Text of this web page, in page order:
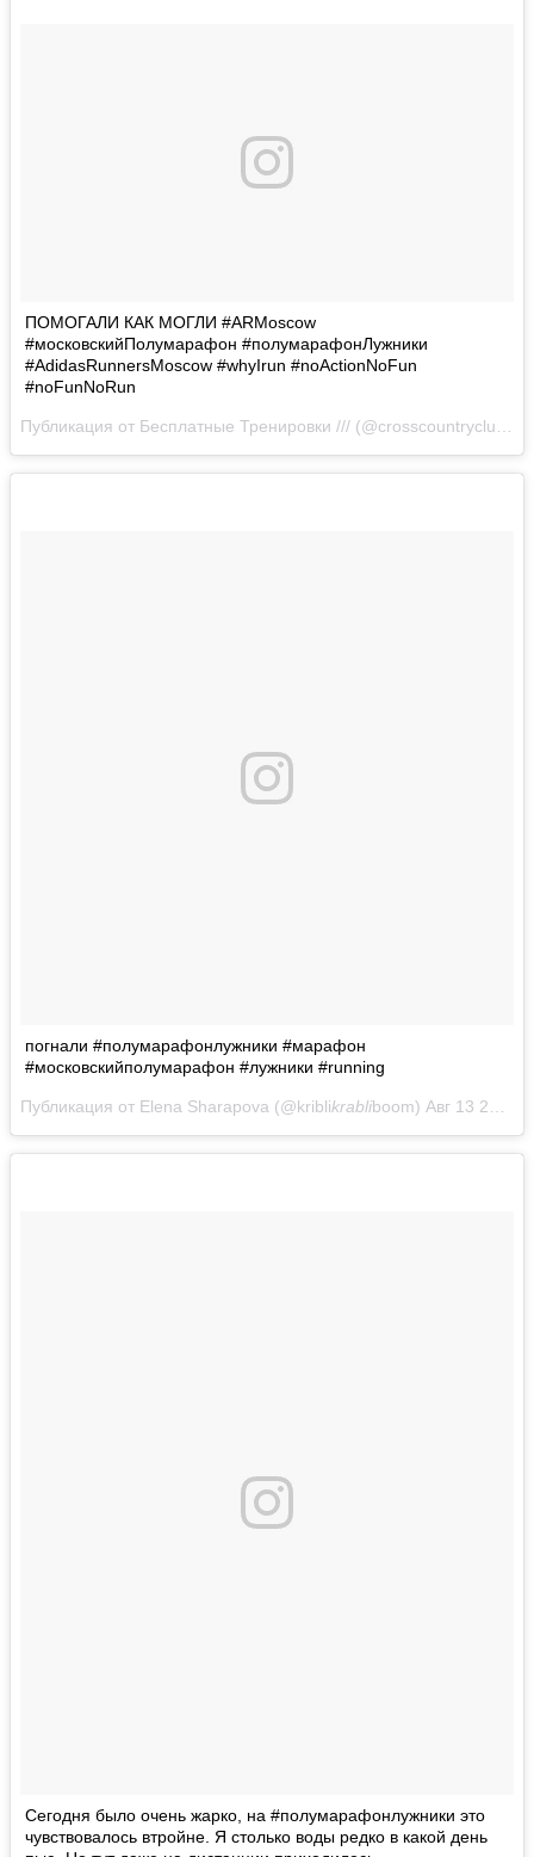
ПОМОГАЛИ КАК МОГЛИ #ARMoscow
#московскийПолумарафон #полумарафонЛужники
#AdidasRunnersMoscow #whyIrun #noActionNoFun
#noFunNoRun
погнали #полумарафонлужники #марафон
#московскийполумарафон #лужники #running
Публикация от Elena Sharapova (@kriblikrabliboom) Авг 13 2017 в 1:51 PDT
Сегодня было очень жарко, на #полумарафонлужники это
чувствовалось втройне. Я столько воды редко в какой день